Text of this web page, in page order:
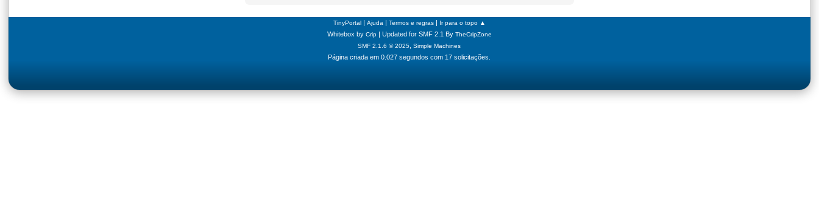
TinyPortal| Ajuda | Termos e regras| Ir para o topo ▲
Whitebox by Crip| Updated for SMF 2.1 By TheCripZone
SMF 2.1.6 © 2025 ,Simple Machines
Página criada em 0.027 segundos com 17 solicitações.